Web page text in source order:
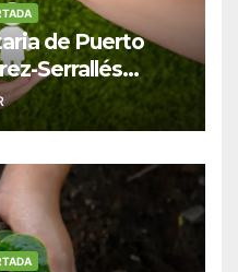
de Puerto
Serrallés
para
albergues